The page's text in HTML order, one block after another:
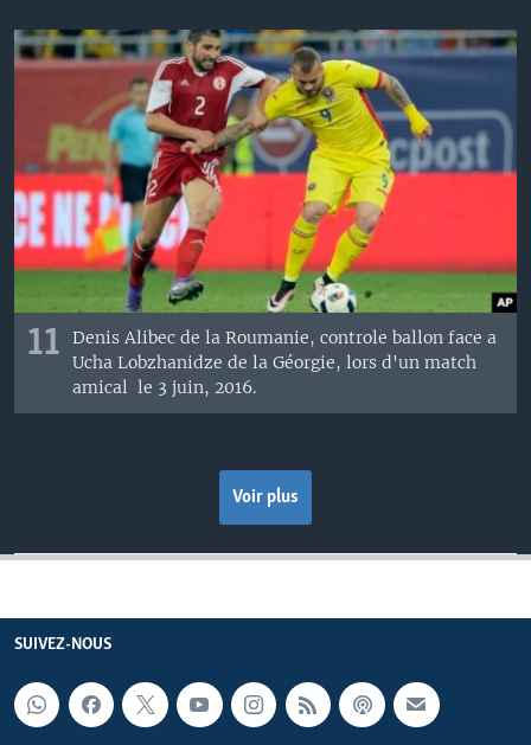
11
Denis Alibec de la Roumanie, controle ballon face a
Ucha Lobzhanidze de la Géorgie, lors d'un match
amical le 3 juin, 2016.
Voir plus
SUIVEZ-NOUS